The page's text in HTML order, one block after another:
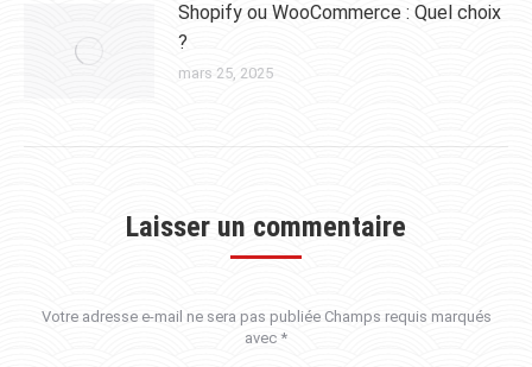
Shopify ou WooCommerce : Quel choix
?
mars 25, 2025
Laisser un commentaire
Votre adresse e-mail ne sera pas publiée Champs requis marqués
avec *